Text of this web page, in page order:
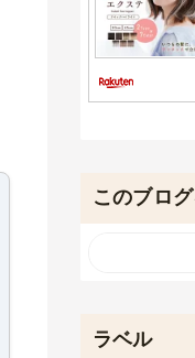
このブロ
ラベル